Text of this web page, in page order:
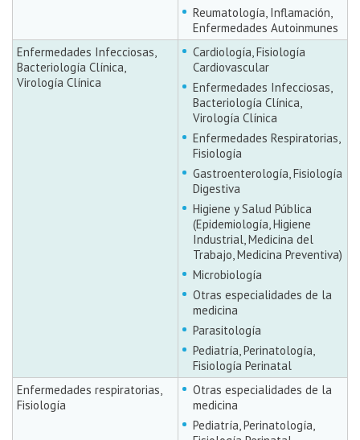
Reumatología, Inflamación,
Enfermedades Autoinmunes
Enfermedades Infecciosas,
Bacteriología Clínica,
Virología Clínica
Cardiología, Fisiología
Cardiovascular
Enfermedades Infecciosas,
Bacteriología Clínica,
Virología Clínica
Enfermedades Respiratorias,
Fisiología
Gastroenterología, Fisiología
Digestiva
Higiene y Salud Pública
(Epidemiología, Higiene
Industrial, Medicina del
Trabajo, Medicina Preventiva)
Microbiología
Otras especialidades de la
medicina
Parasitología
Pediatría, Perinatología,
Fisiología Perinatal
Enfermedades respiratorias,
Fisiología
Otras especialidades de la
medicina
Pediatría, Perinatología,